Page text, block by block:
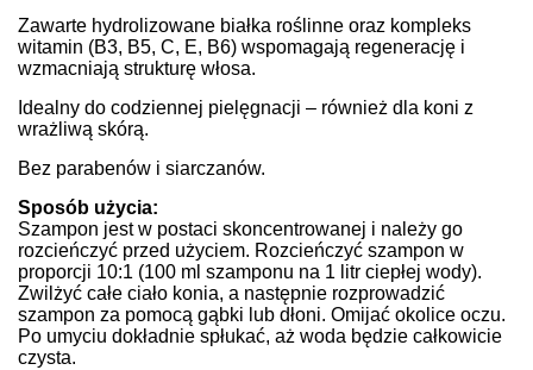
Zawarte hydrolizowane białka roślinne oraz kompleks
witamin (B3, B5, C, E, B6) wspomagają regenerację i
wzmacniają strukturę włosa.
Idealny do codziennej pielęgnacji – również dla koni z
wrażliwą skórą.
Bez parabenów i siarczanów.
Sposób użycia:
Szampon jest w postaci skoncentrowanej i należy go
rozcieńczyć przed użyciem. Rozcieńczyć szampon w
proporcji 10:1 (100 ml szamponu na 1 litr ciepłej wody).
Zwilżyć całe ciało konia, a następnie rozprowadzić
szampon za pomocą gąbki lub dłoni. Omijać okolice oczu.
Po umyciu dokładnie spłukać, aż woda będzie całkowicie
czysta.